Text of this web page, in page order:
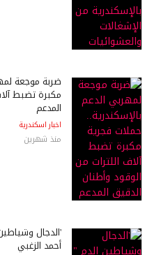
ضربة موجعة
مكبرة تضبط
المدعم
اخبار اسكندرية
منذ شهرين
'الدجال
أحمد الزغبي